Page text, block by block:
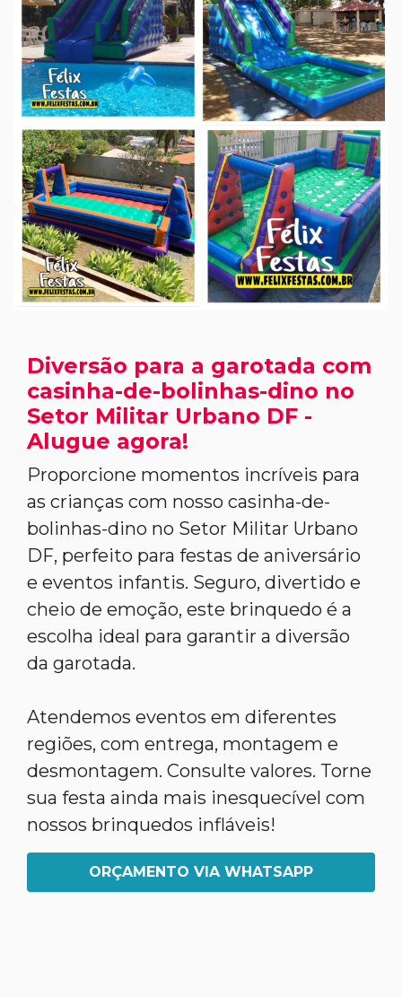
Diversão para a garotada com
casinha-de-bolinhas-dino no
Setor Militar Urbano DF -
Alugue agora!
Proporcione momentos incríveis para
as crianças com nosso casinha-de-
bolinhas-dino no Setor Militar Urbano
DF, perfeito para festas de aniversário
e eventos infantis. Seguro, divertido e
cheio de emoção, este brinquedo é a
escolha ideal para garantir a diversão
da garotada.
Atendemos eventos em diferentes
regiões, com entrega, montagem e
desmontagem. Consulte valores. Torne
sua festa ainda mais inesquecível com
nossos brinquedos infláveis!
ORÇAMENTO VIA WHATSAPP